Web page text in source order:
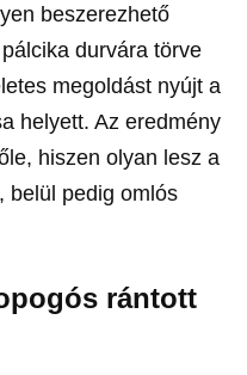
beszerezhető
durvára törve
megoldást nyújt a
helyett. Az eredmény
hiszen olyan lesz a
belül pedig omlós
rántott